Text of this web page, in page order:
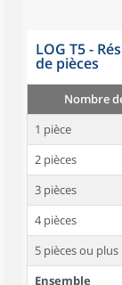
LOG T5 -
de pièces
Nombre
1 pièce
2 pièces
3 pièces
4 pièces
5 pièces ou plus
Ensemble